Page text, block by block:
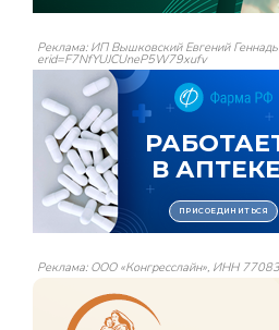
Реклама: ИП Вышковский Евгений
erid=F7NfYUJCUneP5W79xufv
Реклама: ООО «Конгресслайн», ИНН